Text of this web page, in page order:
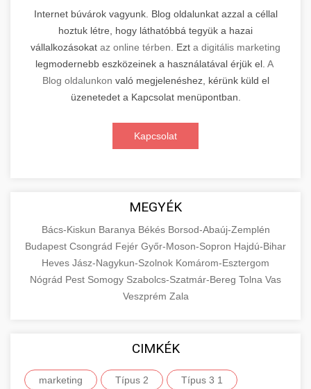
Internet búvárok vagyunk. Blog oldalunkat azzal a céllal
hoztuk létre, hogy láthatóbbá tegyük a hazai
vállalkozásokat az online térben. Ezt a digitális marketing
legmodernebb eszközeinek a használatával érjük el. A
Blog oldalunkon való megjelenéshez, kérünk küld el
üzenetedet a Kapcsolat menüpontban.
Kapcsolat
MEGYÉK
Bács-Kiskun Baranya Békés Borsod-Abaúj-Zemplén
Budapest Csongrád Fejér Győr-Moson-Sopron Hajdú-Bihar
Heves Jász-Nagykun-Szolnok Komárom-Esztergom
Nógrád Pest Somogy Szabolcs-Szatmár-Bereg Tolna Vas
Veszprém Zala
CIMKÉK
marketing Típus 2 Típus 3 1